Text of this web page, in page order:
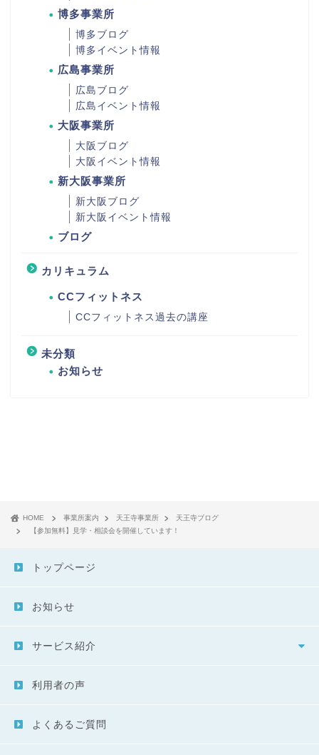
博多事業所
博多ブログ
博多イベント情報
広島事業所
広島ブログ
広島イベント情報
大阪事業所
大阪ブログ
大阪イベント情報
新大阪事業所
新大阪ブログ
新大阪イベント情報
ブログ
カリキュラム
CCフィットネス
CCフィットネス過去の講座
未分類
お知らせ
HOME 事業所案内 天王寺事業所
天王寺ブログ
【参加無料】見学・相談会を開催しています！
トップページ
お知らせ
サービス紹介
利用者の声
よくあるご質問